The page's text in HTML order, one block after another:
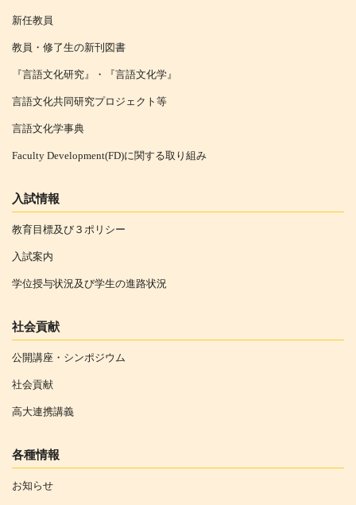
新任教員
教員・修了生の新刊図書
『言語文化研究』・『言語文化学』
言語文化共同研究プロジェクト等
言語文化学事典
Faculty Development(FD)に関する取り組み
入試情報
教育目標及び３ポリシー
入試案内
学位授与状況及び学生の進路状況
社会貢献
公開講座・シンポジウム
社会貢献
高大連携講義
各種情報
お知らせ